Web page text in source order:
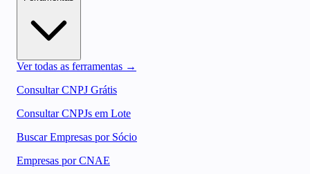
Ver todas as ferramentas →
Consultar CNPJ Grátis
Consultar CNPJs em Lote
Buscar Empresas por Sócio
Empresas por CNAE